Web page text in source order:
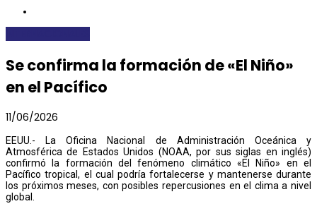
Se confirma la formación de «El Niño»
en el Pacífico
11/06/2026
EEUU.- La Oficina Nacional de Administración Oceánica y
Atmosférica de Estados Unidos (NOAA, por sus siglas en inglés)
confirmó la formación del fenómeno climático «El Niño» en el
Pacífico tropical, el cual podría fortalecerse y mantenerse durante
los próximos meses, con posibles repercusiones en el clima a nivel
global.